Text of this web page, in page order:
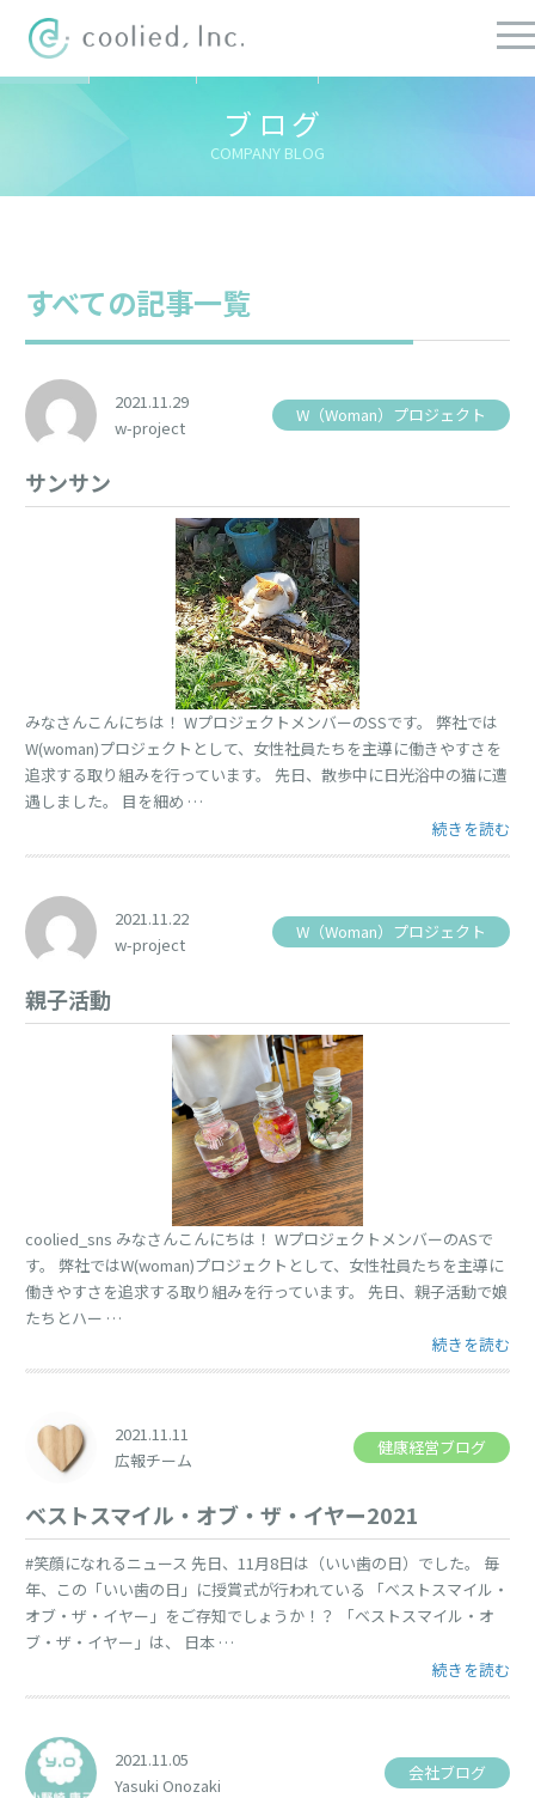
ブログ
COMPANY BLOG
ての記事
すべての記事一覧
2021.11.29
w-project
W（Woman）プロジェクト
サンサン
みなさんこんにちは！ WプロジェクトメンバーのSSです。 弊社では
W(woman)プロジェクトとして、女性社員たちを主導に働きやすさを
追求する取り組みを行っています。 先日、散歩中に日光浴中の猫に遭
遇しました。 目を細め …
“サンサン” の
続きを読む
2021.11.22
w-project
W（Woman）プロジェクト
親子活動
coolied_sns みなさんこんにちは！ WプロジェクトメンバーのASで
す。 弊社ではW(woman)プロジェクトとして、女性社員たちを主導に
働きやすさを追求する取り組みを行っています。 先日、親子活動で娘
たちとハー …
“親子活動” の
続きを読む
2021.11.11
広報チーム
健康経営ブログ
ベストスマイル・オブ・ザ・イヤー2021
#笑顔になれるニュース 先日、11月8日は（いい歯の日）でした。 毎
年、この「いい歯の日」に授賞式が行われている 「ベストスマイル・
オブ・ザ・イヤー」をご存知でしょうか！？ 「ベストスマイル・オ
ブ・ザ・イヤー」は、 日本 …
“ベストスマ
続きを読む
2021.11.05
Yasuki Onozaki
会社ブログ